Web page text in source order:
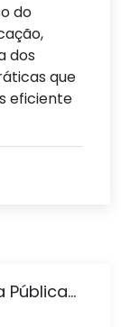
do
dos
que
eficiente